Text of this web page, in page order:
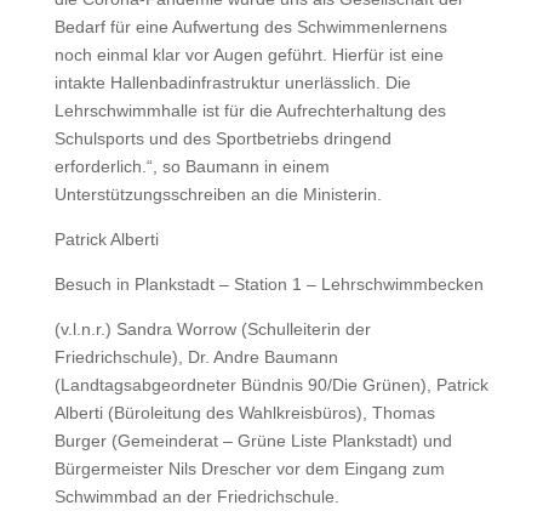
Bedarf für eine Aufwertung des Schwimmenlernens
noch einmal klar vor Augen geführt. Hierfür ist eine
intakte Hallenbadinfrastruktur unerlässlich. Die
Lehrschwimmhalle ist für die Aufrechterhaltung des
Schulsports und des Sportbetriebs dringend
erforderlich.“, so Baumann in einem
Unterstützungsschreiben an die Ministerin.
Patrick Alberti
Besuch in Plankstadt – Station 1 – Lehrschwimmbecken
(v.l.n.r.) Sandra Worrow (Schulleiterin der
Friedrichschule), Dr. Andre Baumann
(Landtagsabgeordneter Bündnis 90/Die Grünen), Patrick
Alberti (Büroleitung des Wahlkreisbüros), Thomas
Burger (Gemeinderat – Grüne Liste Plankstadt) und
Bürgermeister Nils Drescher vor dem Eingang zum
Schwimmbad an der Friedrichschule.